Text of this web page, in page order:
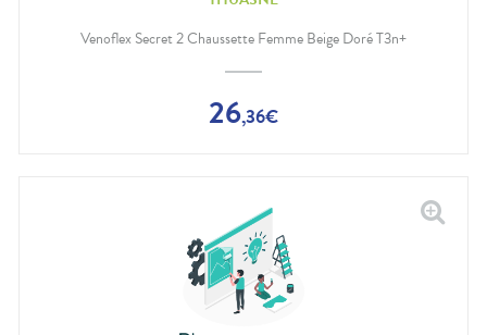
Venoflex Secret 2 Chaussette Femme Beige Doré T3n+
26,36€